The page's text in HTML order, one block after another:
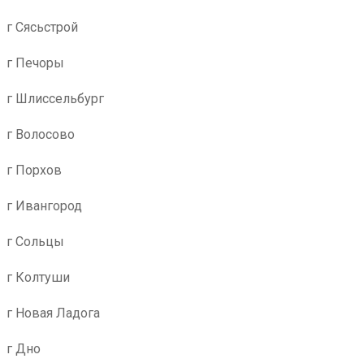
г Сясьстрой
г Печоры
г Шлиссельбург
г Волосово
г Порхов
г Ивангород
г Сольцы
г Колтуши
г Новая Ладога
г Дно